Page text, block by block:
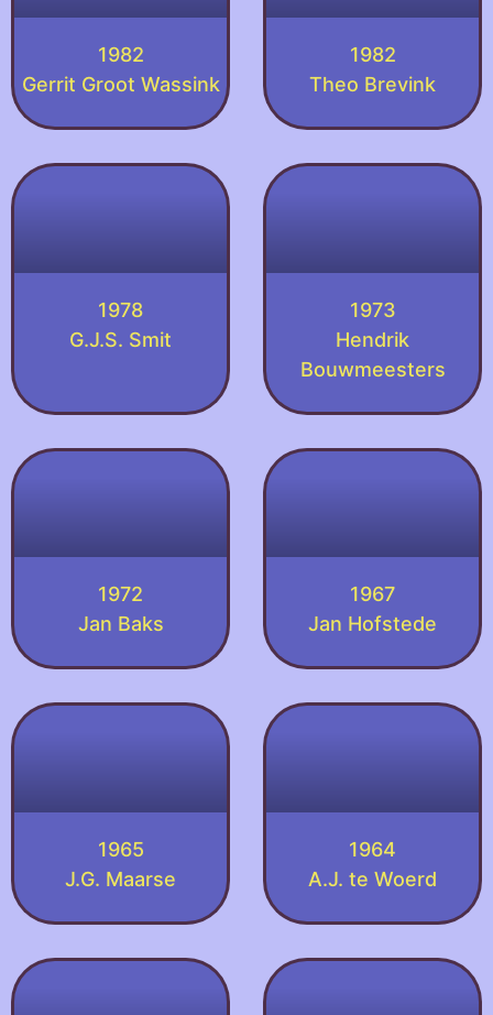
1982
Gerrit Groot Wassink
1982
Theo Brevink
1978
G.J.S. Smit
1973
Hendrik
Bouwmeesters
1972
Jan Baks
1967
Jan Hofstede
1965
J.G. Maarse
1964
A.J. te Woerd